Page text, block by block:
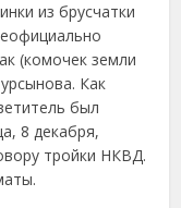
из брусчатки
(комочек земли
Как
был
8 декабря,
тройки НКВД.